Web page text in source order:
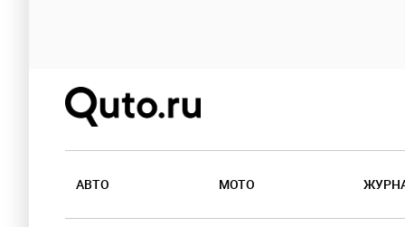
АВТО МОТО